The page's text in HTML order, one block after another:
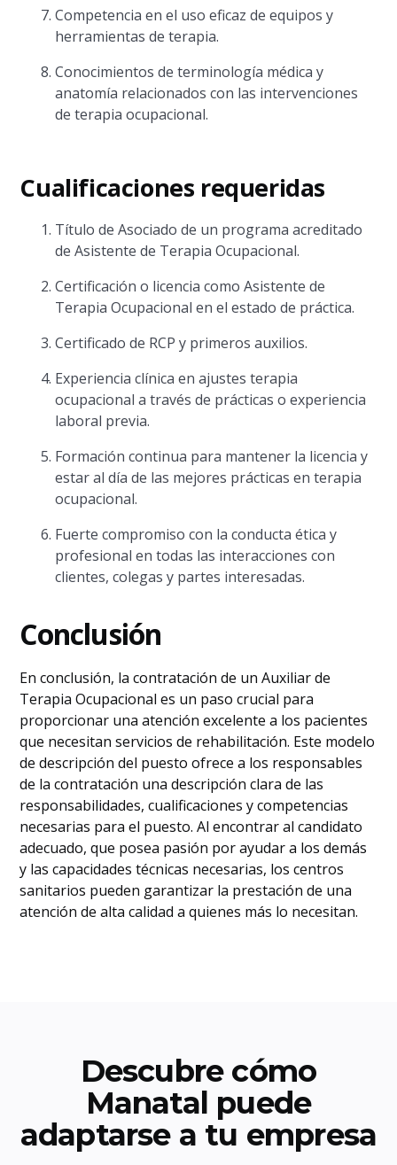
Competencia en el uso eficaz de equipos y
herramientas de terapia.
Conocimientos de terminología médica y
anatomía relacionados con las intervenciones
de terapia ocupacional.
Cualificaciones requeridas
Título de Asociado de un programa acreditado
de Asistente de Terapia Ocupacional.
Certificación o licencia como Asistente de
Terapia Ocupacional en el estado de práctica.
Certificado de RCP y primeros auxilios.
Experiencia clínica en ajustes terapia
ocupacional a través de prácticas o experiencia
laboral previa.
Formación continua para mantener la licencia y
estar al día de las mejores prácticas en terapia
ocupacional.
Fuerte compromiso con la conducta ética y
profesional en todas las interacciones con
clientes, colegas y partes interesadas.
Conclusión
En conclusión, la contratación de un Auxiliar de
Terapia Ocupacional es un paso crucial para
proporcionar una atención excelente a los pacientes
que necesitan servicios de rehabilitación. Este modelo
de descripción del puesto ofrece a los responsables
de la contratación una descripción clara de las
responsabilidades, cualificaciones y competencias
necesarias para el puesto. Al encontrar al candidato
adecuado, que posea pasión por ayudar a los demás
y las capacidades técnicas necesarias, los centros
sanitarios pueden garantizar la prestación de una
atención de alta calidad a quienes más lo necesitan.
Descubre cómo
Manatal puede
adaptarse a tu empresa